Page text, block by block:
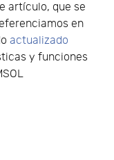
artículo, que se
en
actualizado
y funciones